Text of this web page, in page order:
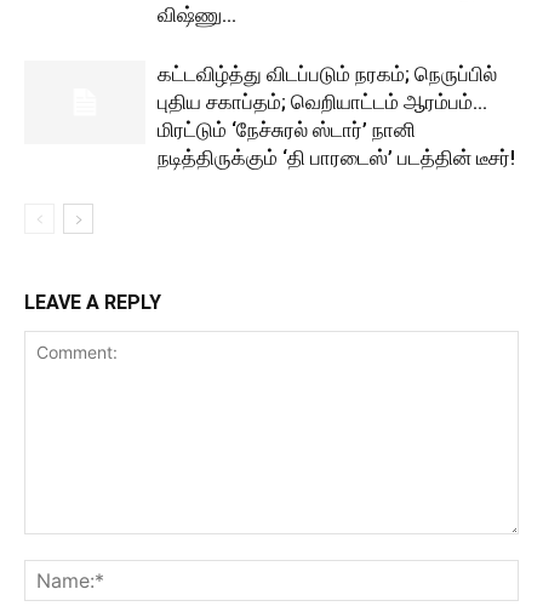
விஷ்ணு...
கட்டவிழ்த்து விடப்படும் நரகம்; நெருப்பில்
புதிய சகாப்தம்; வெறியாட்டம் ஆரம்பம்…
மிரட்டும் ‘நேச்சுரல் ஸ்டார்’ நானி
நடித்திருக்கும் ‘தி பாரடைஸ்’ படத்தின் டீசர்!
LEAVE A REPLY